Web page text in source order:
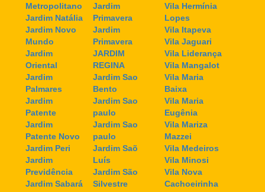
Metropolitano
Jardim Natália
Jardim Novo
Mundo
Jardim
Oriental
Jardim
Palmares
Jardim
Patente
Jardim
Patente Novo
Jardim Peri
Jardim
Previdência
Jardim Sabará
Jardim
Primavera
Jardim
Primavera
JARDIM
REGINA
Jardim Sao
Bento
Jardim Sao
paulo
Jardim Sao
paulo
Jardim Saõ
Luís
Jardim São
Silvestre
Vila Hermínia
Lopes
Vila Itapeva
Vila Jaguari
Vila Liderança
Vila Mangalot
Vila Maria
Baixa
Vila Maria
Eugênia
Vila Mariza
Mazzei
Vila Medeiros
Vila Minosi
Vila Nova
Cachoeirinha